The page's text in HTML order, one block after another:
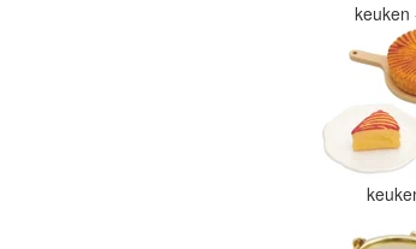
keuken